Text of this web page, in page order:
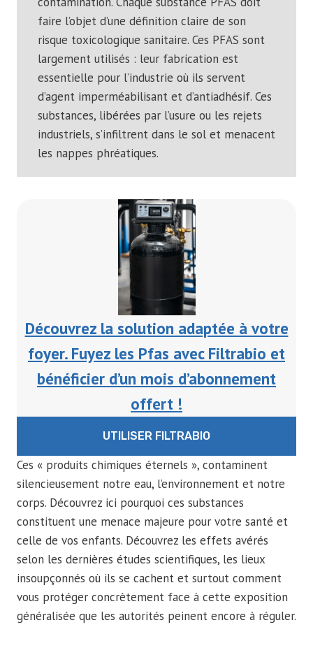
faire l’objet d’une définition claire de son
risque toxicologique sanitaire. Ces PFAS sont
largement utilisés : leur fabrication est
essentielle pour l’industrie où ils servent
d’agent imperméabilisant et d’antiadhésif. Ces
substances, libérées par l’usure ou les rejets
industriels, s’infiltrent dans le sol et menacent
les nappes phréatiques.
Découvrez la solution adaptée à votre
foyer. Fuyez les Pfas avec Filtrabio et
bénéficier d’un mois d’abonnement
offert !
UTILISER FILTRABIO
Ces « produits chimiques éternels », contaminent
silencieusement notre eau, l’environnement et notre
corps. Découvrez ici pourquoi ces substances
constituent une menace majeure pour votre santé et
celle de vos enfants. Découvrez les effets avérés
selon les dernières études scientifiques, les lieux
insoupçonnés où ils se cachent et surtout comment
vous protéger concrètement face à cette exposition
généralisée que les autorités peinent encore à réguler.